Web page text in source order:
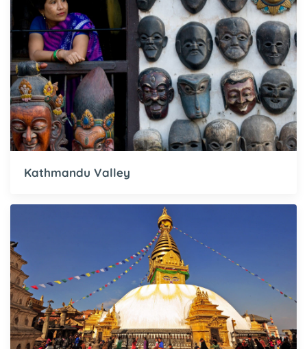
Kathmandu Valley